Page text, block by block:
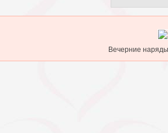
Вечерние